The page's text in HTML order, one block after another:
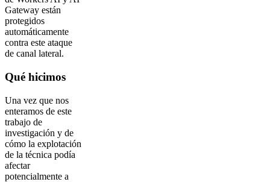
Gateway están
protegidos
automáticamente
contra este ataque
de canal lateral.
Qué hicimos
Una vez que nos
enteramos de este
trabajo de
investigación y de
cómo la explotación
de la técnica podía
afectar
potencialmente a